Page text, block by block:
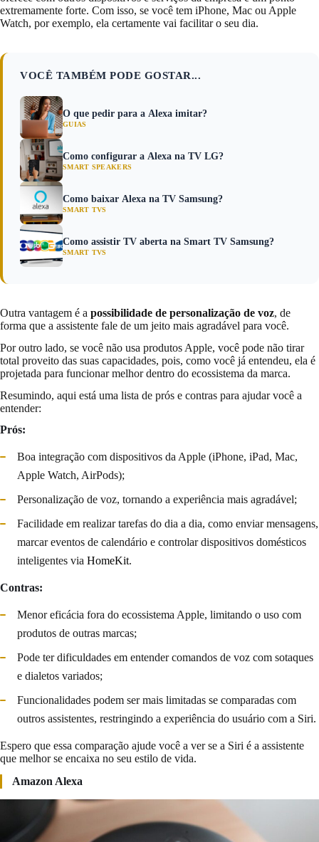
extremamente forte. Com isso, se você tem iPhone, Mac ou Apple
Watch, por exemplo, ela certamente vai facilitar o seu dia.
VOCÊ TAMBÉM PODE GOSTAR...
O que pedir para a Alexa imitar?
GUIAS
Como configurar a Alexa na TV LG?
SMART SPEAKERS
Como baixar Alexa na TV Samsung?
SMART TVS
Como assistir TV aberta na Smart TV Samsung?
SMART TVS
Outra vantagem é a possibilidade de personalização de voz, de
forma que a assistente fale de um jeito mais agradável para você.
Por outro lado, se você não usa produtos Apple, você pode não tirar
total proveito das suas capacidades, pois, como você já entendeu, ela é
projetada para funcionar melhor dentro do ecossistema da marca.
Resumindo, aqui está uma lista de prós e contras para ajudar você a
entender:
Prós:
Boa integração com dispositivos da Apple (iPhone, iPad, Mac,
Apple Watch, AirPods);
Personalização de voz, tornando a experiência mais agradável;
Facilidade em realizar tarefas do dia a dia, como enviar mensagens,
marcar eventos de calendário e controlar dispositivos domésticos
inteligentes via HomeKit.
Contras:
Menor eficácia fora do ecossistema Apple, limitando o uso com
produtos de outras marcas;
Pode ter dificuldades em entender comandos de voz com sotaques
e dialetos variados;
Funcionalidades podem ser mais limitadas se comparadas com
outros assistentes, restringindo a experiência do usuário com a Siri.
Espero que essa comparação ajude você a ver se a Siri é a assistente
que melhor se encaixa no seu estilo de vida.
Amazon Alexa